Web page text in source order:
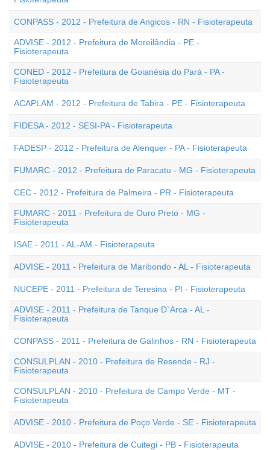
CONPASS - 2012 - Prefeitura de Angicos - RN - Fisioterapeuta
ADVISE - 2012 - Prefeitura de Moreilândia - PE -
Fisioterapeuta
CONED - 2012 - Prefeitura de Goianésia do Pará - PA -
Fisioterapeuta
ACAPLAM - 2012 - Prefeitura de Tabira - PE - Fisioterapeuta
FIDESA - 2012 - SESI-PA - Fisioterapeuta
FADESP - 2012 - Prefeitura de Alenquer - PA - Fisioterapeuta
FUMARC - 2012 - Prefeitura de Paracatu - MG - Fisioterapeuta
CEC - 2012 - Prefeitura de Palmeira - PR - Fisioterapeuta
FUMARC - 2011 - Prefeitura de Ouro Preto - MG -
Fisioterapeuta
ISAE - 2011 - AL-AM - Fisioterapeuta
ADVISE - 2011 - Prefeitura de Maribondo - AL - Fisioterapeuta
NUCEPE - 2011 - Prefeitura de Teresina - PI - Fisioterapeuta
ADVISE - 2011 - Prefeitura de Tanque D`Arca - AL -
Fisioterapeuta
CONPASS - 2011 - Prefeitura de Galinhos - RN - Fisioterapeuta
CONSULPLAN - 2010 - Prefeitura de Resende - RJ -
Fisioterapeuta
CONSULPLAN - 2010 - Prefeitura de Campo Verde - MT -
Fisioterapeuta
ADVISE - 2010 - Prefeitura de Poço Verde - SE - Fisioterapeuta
ADVISE - 2010 - Prefeitura de Cuitegi - PB - Fisioterapeuta